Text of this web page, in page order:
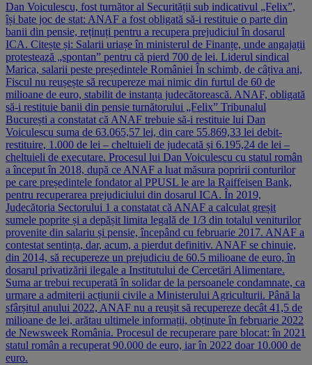
Dan Voiculescu, fost turnător al Securității sub indicativul „Felix”,
își bate joc de stat: ANAF a fost obligată să-i restituie o parte din
banii din pensie, reținuți pentru a recupera prejudiciul în dosarul
ICA. Citește și: Salarii uriașe în ministerul de Finanțe, unde angajații
protestează „spontan” pentru că pierd 700 de lei. Liderul sindical
Marica, salarii peste președintele României În schimb, de câțiva ani,
Fiscul nu reușește să recupereze mai nimic din furtul de 60 de
milioane de euro, stabilit de instanța judecătorească. ANAF, obligată
să-i restituie banii din pensie turnătorului „Felix” Tribunalul
București a constatat că ANAF trebuie să-i restituie lui Dan
Voiculescu suma de 63.065,57 lei, din care 55.869,33 lei debit-
restituire, 1.000 de lei – cheltuieli de judecată și 6.195,24 de lei –
cheltuieli de executare. Procesul lui Dan Voiculescu cu statul român
a început în 2018, după ce ANAF a luat măsura popririi conturilor
pe care președintele fondator al PPUSL le are la Raiffeisen Bank,
pentru recuperarea prejudiciului din dosarul ICA. În 2019,
Judecătoria Sectorului 1 a constatat că ANAF a calculat greșit
sumele poprite și a depășit limita legală de 1/3 din totalul veniturilor
provenite din salariu și pensie, începând cu februarie 2017. ANAF a
contestat sentința, dar, acum, a pierdut definitiv. ANAF se chinuie,
din 2014, să recupereze un prejudiciu de 60.5 milioane de euro, în
dosarul privatizării ilegale a Institutului de Cercetări Alimentare.
Suma ar trebui recuperată în solidar de la persoanele condamnate, ca
urmare a admiterii acțiunii civile a Ministerului Agriculturii. Până la
sfârșitul anului 2022, ANAF nu a reușit să recupereze decât 41,5 de
milioane de lei, arătau ultimele informații, obținute în februarie 2022
de Newsweek România. Procesul de recuperare pare blocat: în 2021
statul român a recuperat 90.000 de euro, iar în 2022 doar 10.000 de
euro.